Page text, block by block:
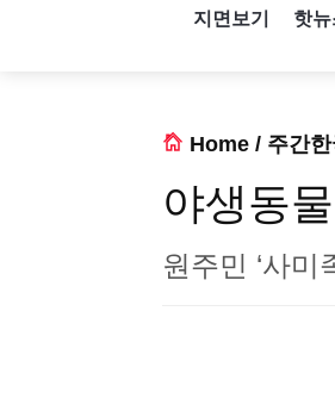
지면보기 핫
Home / 주간
야생동
원주민 ‘사미